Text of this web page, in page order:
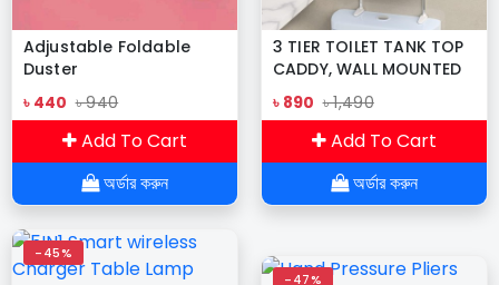
Adjustable Foldable
Duster
৳ 440 ৳ 940
Add To Cart
অর্ডার করুন
3 TIER TOILET TANK TOP
CADDY, WALL MOUNTED
ORGANIZER, BATHROOM
ORAGNAZER
৳ 890 ৳ 1,490
Add To Cart
অর্ডার করুন
-45%
-47%